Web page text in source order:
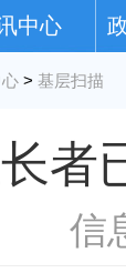
中心
> 基层扫描
者
信